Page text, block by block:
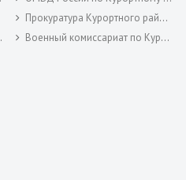
Прокуратура Курортного района
Военный комиссариат по Курортному районам города Санкт-Петербурга